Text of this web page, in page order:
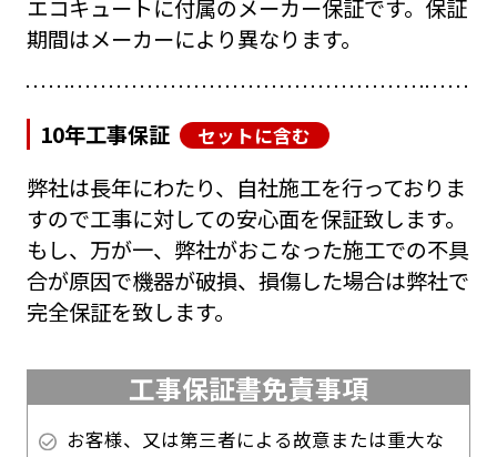
エコキュートに付属のメーカー保証です。保証
期間はメーカーにより異なります。
10年工事保証 セットに含む
弊社は長年にわたり、自社施工を行っておりま
すので工事に対しての安心面を保証致します。
もし、万が一、弊社がおこなった施工での不具
合が原因で機器が破損、損傷した場合は弊社で
完全保証を致します。
工事保証書免責事項
お客様、又は第三者による故意または重大な